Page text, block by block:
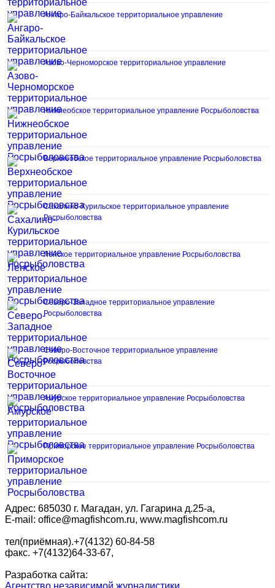
Ангаро-Байкальское территориальное управление
Азово-Черноморское территориальное управление
Нижнеобское территориальное управление Росрыболовства
Верхнеобское территориальное управление Росрыболовства
Сахалино-Курильское территориальное управление
Росрыболовства
Ленское территориальное управление Росрыболовства
Северо-Западное территориальное управление
Росрыболовства
Северо-Восточное территориальное управление
Росрыболовства
Амурское территориальное управление Росрыболовства
Приморское территориальное управление Росрыболовства
Адрес: 685030 г. Магадан, ул. Гагарина д.25-а,
E-mail: office@magfishcom.ru, www.magfishcom.ru
тел(приёмная).+7(4132) 60-84-58
факс. +7(4132)64-33-67,
Разработка сайта: